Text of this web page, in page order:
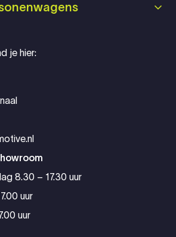
je hier:
8.30 – 17.30 uur
uur
uur